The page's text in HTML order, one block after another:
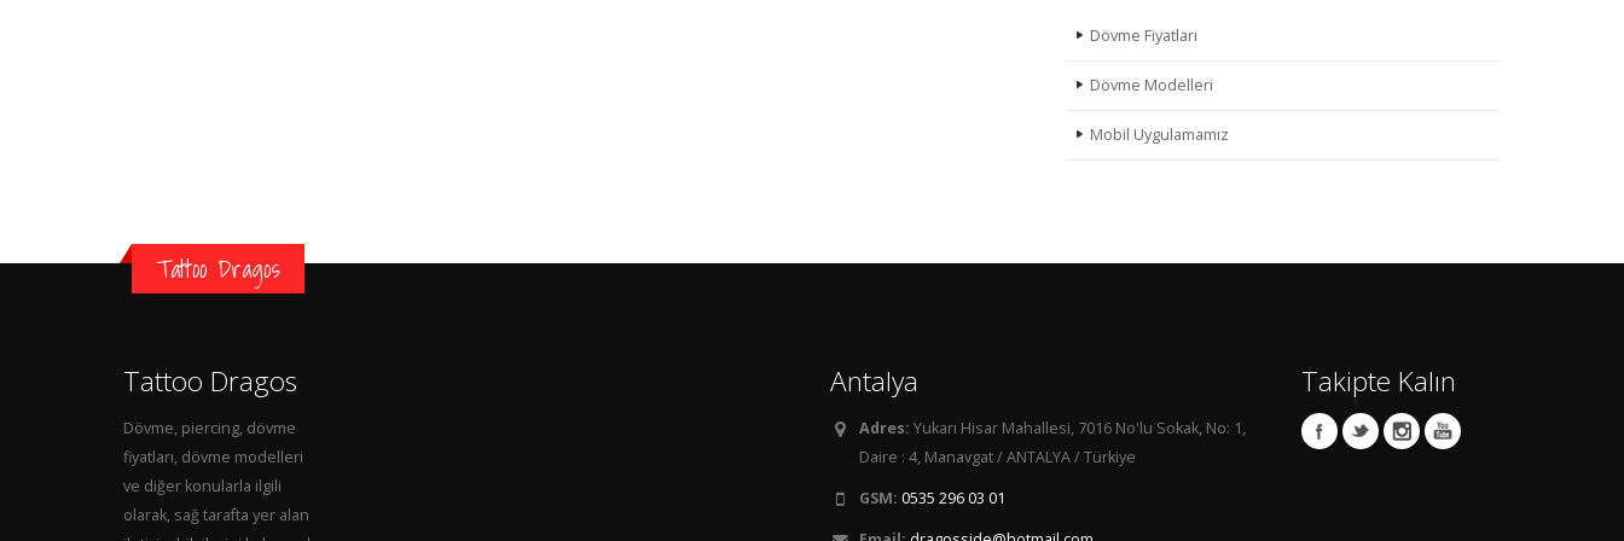
Dövme Fiyatları
Dövme Modelleri
Mobil Uygulamamız
Tattoo Dragos
Tattoo Dragos
Dövme, piercing, dövme
fiyatları, dövme modelleri
ve diğer konularla ilgili
olarak, sağ tarafta yer alan
Antalya
Adres: Yukarı Hisar Mahallesi, 7016 No'lu Sokak, No: 1,
Daire : 4, Manavgat / ANTALYA / Türkiye
GSM: 0535 296 03 01
Takipte Kalın